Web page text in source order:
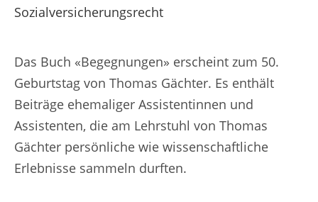
Sozialversicherungsrecht
Das Buch «Begegnungen» erscheint zum 50.
Geburtstag von Thomas Gächter. Es enthält
Beiträge ehemaliger Assistentinnen und
Assistenten, die am Lehrstuhl von Thomas
Gächter persönliche wie wissenschaftliche
Erlebnisse sammeln durften.